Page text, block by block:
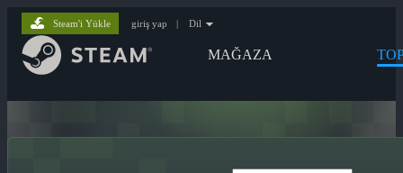
MAĞAZA
Steam'i Yükle giriş yap | Dil